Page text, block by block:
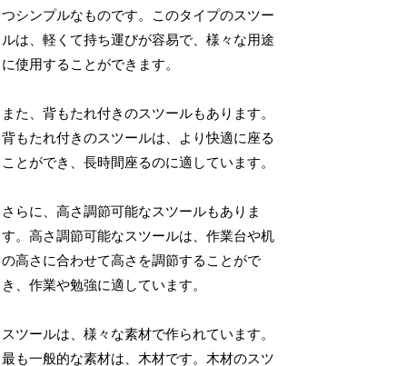
つシンプルなものです。このタイプのスツー
ルは、軽くて持ち運びが容易で、様々な用途
に使用することができます。
また、背もたれ付きのスツールもあります。
背もたれ付きのスツールは、より快適に座る
ことができ、長時間座るのに適しています。
さらに、高さ調節可能なスツールもありま
す。高さ調節可能なスツールは、作業台や机
の高さに合わせて高さを調節することがで
き、作業や勉強に適しています。
スツールは、様々な素材で作られています。
最も一般的な素材は、木材です。木材のスツ